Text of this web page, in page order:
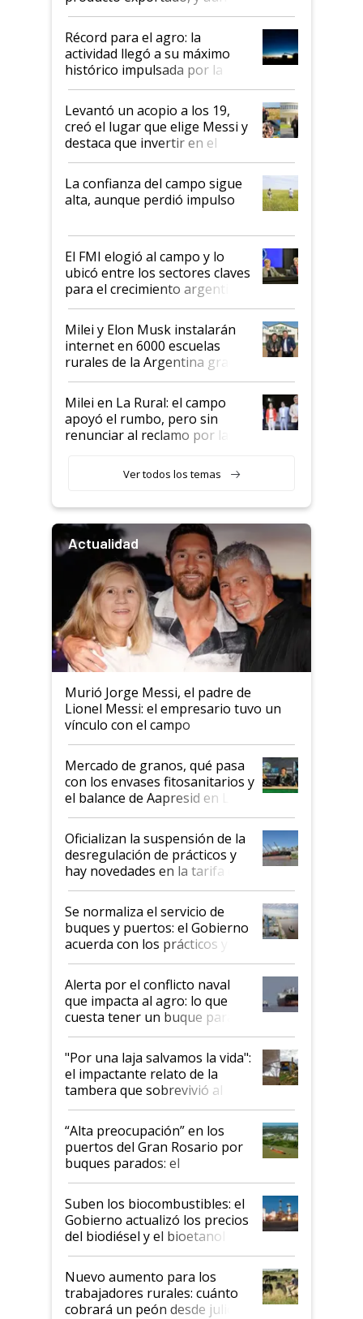
el agro aportó casi seis de cada
diez dólares y sostuvo el
liderazgo en un semestre
récord
Récord para el agro: la
actividad llegó a su máximo
histórico impulsada por la
cosecha y las exportaciones
Levantó un acopio a los 19,
creó el lugar que elige Messi y
destaca que invertir en el
kirchnerismo era como "darle
plata a un hijo para droga":
Juan Félix Rossetti, el libertario
que de una dura crisis salió
de Milei
La confianza del campo sigue
alta, aunque perdió impulso
El FMI elogió al campo y lo
ubicó entre los sectores claves
para el crecimiento argentino
Milei y Elon Musk instalarán
internet en 6000 escuelas
rurales de la Argentina gracias
a un acuerdo con Starlink
Milei en La Rural: el campo
apoyó el rumbo, pero sin
renunciar al reclamo por las
Ver todos los temas
Actualidad
Murió Jorge Messi, el padre de
Lionel Messi: el empresario tuvo un
vínculo con el campo
Mercado de granos, qué pasa
con los envases fitosanitarios y
el balance de Aapresid en La
Posta
Oficializan la suspensión de la
desregulación de prácticos y
hay novedades en la tarifa de
la hidrovía
Se normaliza el servicio de
buques y puertos: el Gobierno
acuerda con los prácticos y
suspende el decreto de
desregulación
Alerta por el conflicto naval
que impacta al agro: lo que
cuesta tener un buque parado
y el peligro de que Argentina
pase a ser "país sucio"
"Por una laja salvamos la vida":
el impactante relato de la
tambera que sobrevivió al
tornado
“Alta preocupación” en los
puertos del Gran Rosario por
buques parados: el
funcionamiento de las
exportadoras en tensión tras
la medida de fuerza de los
prácticos
Suben los biocombustibles: el
Gobierno actualizó los precios
del biodiésel y el bioetanol
Nuevo aumento para los
trabajadores rurales: cuánto
cobrará un peón desde julio